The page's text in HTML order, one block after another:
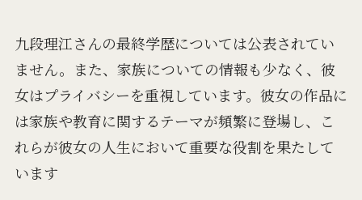
九段理江さんの最終学歴については公表されてい
ません。また、家族についての情報も少なく、彼
女はプライバシーを重視しています。彼女の作品に
は家族や教育に関するテーマが頻繁に登場し、こ
れらが彼女の人生において重要な役割を果たして
います​